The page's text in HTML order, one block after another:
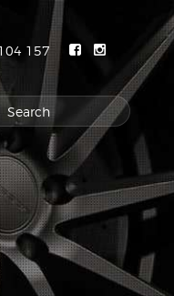
157